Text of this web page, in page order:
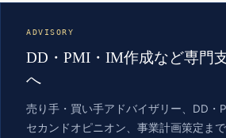
ADVISORY
DD・PMI・IM作成など専門
へ
売り手・買い手アドバイザリー、DD・
セカンドオピニオン、事業計画策定ま